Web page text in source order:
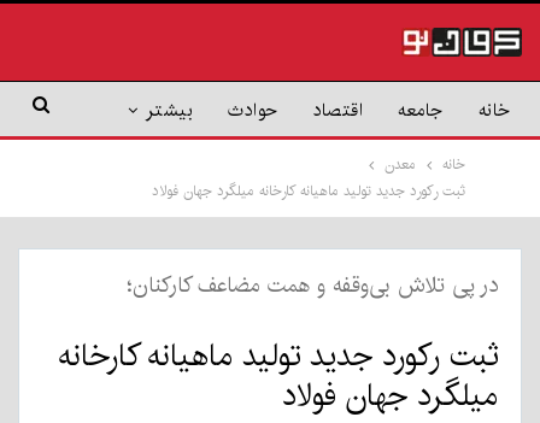
خانه جامعه اقتصاد حوادث بیشتر
خانه
معدن
ثبت رکورد جدید تولید ماهیانه کارخانه میلگرد جهان فولاد
در پی تلاش بی‌وقفه و همت مضاعف کارکنان؛
ثبت رکورد جدید تولید ماهیانه کارخانه
میلگرد جهان فولاد